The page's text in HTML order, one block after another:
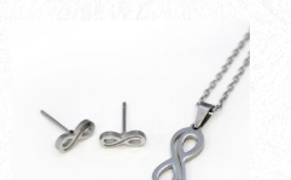
ビー ブラック 小さめ シンプル
スタッド 可愛い レディース ア
クセサリー ゆうパケット配送
3cm